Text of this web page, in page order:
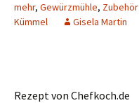
mehr, Gewürzmühle, Zubehör
Kümmel
Gisela Martin
Rezept von Chefkoch.de